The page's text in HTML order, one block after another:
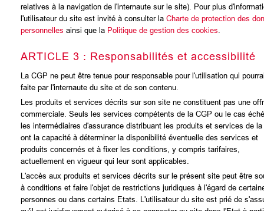
relatives à la navigation de l'internaute sur le site). Pour plus
l'utilisateur du site est invité à consulter la Charte de protection des
personnelles ainsi que la Politique de gestion des cookies
ARTICLE 3 : Responsabilités et accessibilité
La CGP ne peut être tenue pour responsable pour l'utilisation qui
faite par l'internaute du site et de son contenu.
Les produits et services décrits sur son site ne constituent pas une
commerciale. Seuls les services compétents de la CGP ou le cas
les intermédiaires d'assurance distribuant les produits et services de la
ont la capacité à déterminer la disponibilité éventuelle des services et
produits concernés et à fixer les conditions, y compris tarifaires,
actuellement en vigueur qui leur sont applicables.
L'accès aux produits et services décrits sur le présent site peut être
à conditions et faire l'objet de restrictions juridiques à l'égard de
personnes ou dans certains Etats. L'utilisateur du site est prié de